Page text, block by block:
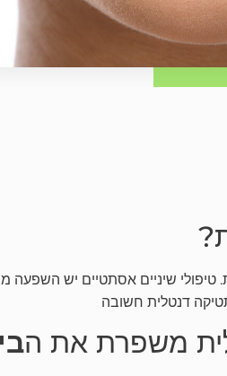
שיניים אסתטיים יש השפעה
דנטלית חשובה
משפרת את ה